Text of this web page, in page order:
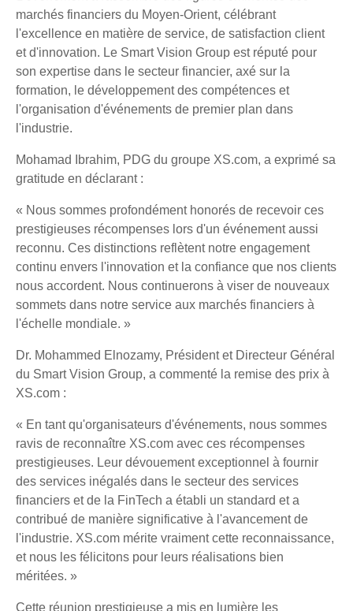
marchés financiers du Moyen-Orient, célébrant
l'excellence en matière de service, de satisfaction client
et d'innovation. Le Smart Vision Group est réputé pour
son expertise dans le secteur financier, axé sur la
formation, le développement des compétences et
l'organisation d'événements de premier plan dans
l'industrie.
Mohamad Ibrahim, PDG du groupe XS.com, a exprimé sa
gratitude en déclarant :
« Nous sommes profondément honorés de recevoir ces
prestigieuses récompenses lors d'un événement aussi
reconnu. Ces distinctions reflètent notre engagement
continu envers l'innovation et la confiance que nos clients
nous accordent. Nous continuerons à viser de nouveaux
sommets dans notre service aux marchés financiers à
l'échelle mondiale. »
Dr. Mohammed Elnozamy, Président et Directeur Général
du Smart Vision Group, a commenté la remise des prix à
XS.com :
« En tant qu'organisateurs d'événements, nous sommes
ravis de reconnaître XS.com avec ces récompenses
prestigieuses. Leur dévouement exceptionnel à fournir
des services inégalés dans le secteur des services
financiers et de la FinTech a établi un standard et a
contribué de manière significative à l'avancement de
l'industrie. XS.com mérite vraiment cette reconnaissance,
et nous les félicitons pour leurs réalisations bien
méritées. »
Cette réunion prestigieuse a mis en lumière les